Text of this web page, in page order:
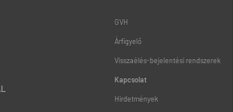
GVH
Árfigyelő
Visszaélés-bejelentési rendszerek
Kapcsolat
Hirdetmények